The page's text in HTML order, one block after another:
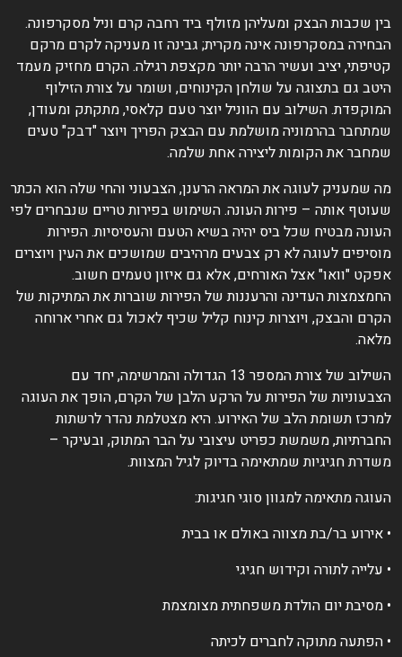
בין שכבות הבצק ומעליהן מזולף ביד רחבה קרם וניל מסקרפונה.
הבחירה במסקרפונה אינה מקרית; גבינה זו מעניקה לקרם מרקם
קטיפתי, יציב ועשיר הרבה יותר מקצפת רגילה. הקרם מחזיק מעמד
היטב גם בתצוגה על שולחן הקינוחים, ושומר על צורת הזילוף
המוקפדת. השילוב עם הווניל יוצר טעם קלאסי, מתקתק ומעודן,
שמתחבר בהרמוניה מושלמת עם הבצק הפריך ויוצר "דבק" טעים
שמחבר את הקומות ליצירה אחת שלמה.
מה שמעניק לעוגה את המראה הרענן, הצבעוני והחי שלה הוא הכתר
שעוטף אותה – פירות העונה. השימוש בפירות טריים שנבחרים לפי
העונה מבטיח שכל ביס יהיה בשיא הטעם והעסיסיות. הפירות
מוסיפים לעוגה לא רק צבעים מרהיבים שמושכים את העין ויוצרים
אפקט "וואו" אצל האורחים, אלא גם איזון טעמים חשוב.
החמצמצות העדינה והרעננות של הפירות שוברות את המתיקות של
הקרם והבצק, ויוצרות קינוח קליל שכיף לאכול גם אחרי ארוחה
מלאה.
השילוב של צורת המספר 13 הגדולה והמרשימה, יחד עם
הצבעוניות של הפירות על הרקע הלבן של הקרם, הופך את העוגה
למרכז תשומת הלב של האירוע. היא מצטלמת נהדר לרשתות
החברתיות, משמשת כפריט עיצובי על הבר המתוק, ובעיקר –
משדרת חגיגיות שמתאימה בדיוק לגיל המצוות.
העוגה מתאימה למגוון סוגי חגיגות:
• אירוע בר/בת מצווה באולם או בבית
• עלייה לתורה וקידוש חגיגי
• מסיבת יום הולדת משפחתית מצומצמת
• הפתעה מתוקה לחברים לכיתה